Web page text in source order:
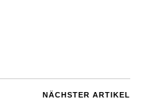
NÄCHSTER ARTIKEL